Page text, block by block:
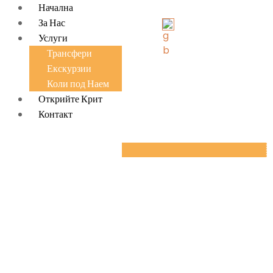
Начална
За Нас
Услуги
Трансфери
Екскурзии
Коли под Наем
Открийте Крит
Контакт